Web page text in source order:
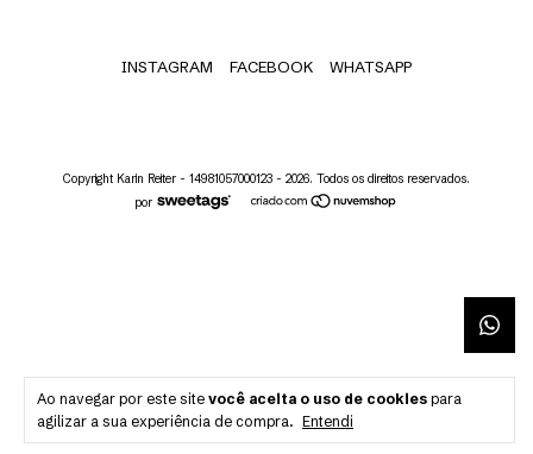
Ao navegar por este site você aceita o uso de cookies para
agilizar a sua experiência de compra. Entendi
INSTAGRAM FACEBOOK WHATSAPP
Copyright Karin Reiter - 14981057000123 - 2026. Todos os direitos reservados.
por